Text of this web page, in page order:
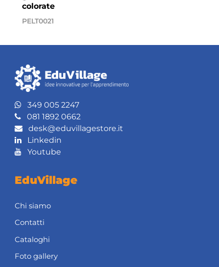
colorate
PELT0021
349 005 2247
081 1892 0662
desk@eduvillagestore.it
Linkedin
Youtube
EduVillage
Chi siamo
Contatti
Cataloghi
Foto gallery